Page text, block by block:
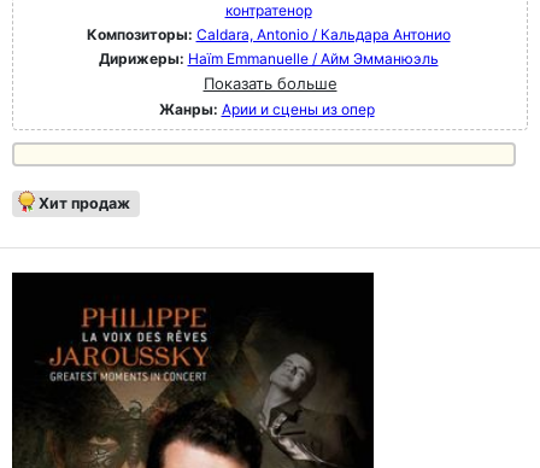
контратенор
Композиторы: Caldara, Antonio / Кальдара Антонио
Дирижеры: Haïm Emmanuelle / Айм Эмманюэль
Показать больше
Жанры: Арии и сцены из опер
Хит продаж